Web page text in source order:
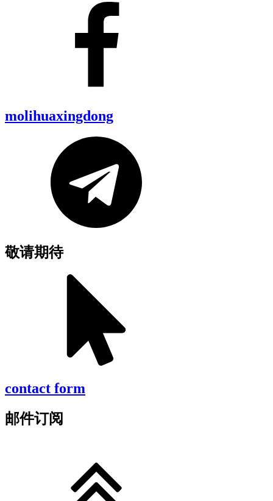
molihuaxingdong
敬请期待
contact form
邮件订阅